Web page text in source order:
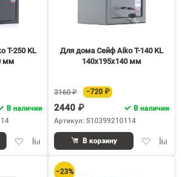
T-250 KL
мм
В наличии
ДобавитьДобавить
сравнению
Для дома Сейф Aiko T-140 KL
140x195x140 мм
3160 ₽ −720 ₽
2440 ₽
В наличии
Артикул: S10399210114
Добавить
В корзину
−23%